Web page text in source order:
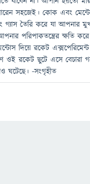
সহজেই। কোক এবং
গ্যাস তৈরি করে যা আপনার
পরিপাকতন্ত্রের ক্ষতি
দিয়ে রকেট
ওই রকেট ছুটে এসে বেচারা
ঘটেছে। -সংগৃহীত